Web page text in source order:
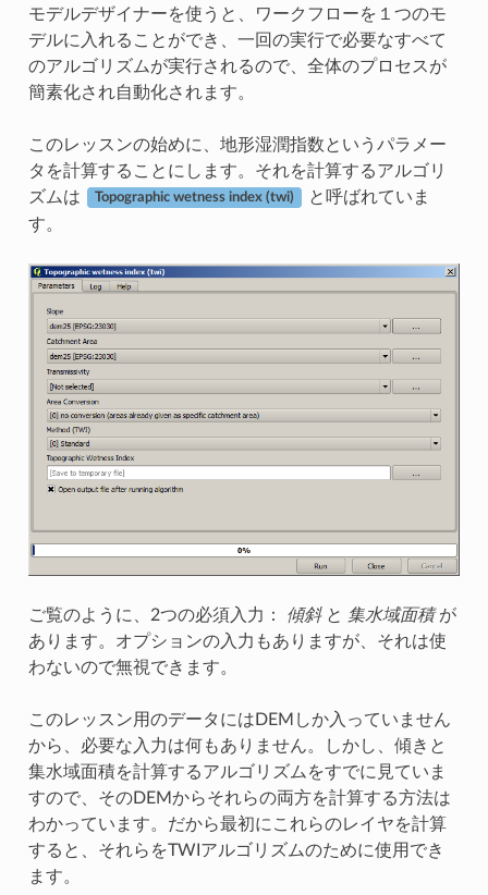
モデルデザイナーを使うと、ワークフローを１つのモ
デルに入れることができ、一回の実行で必要なすべて
のアルゴリズムが実行されるので、全体のプロセスが
簡素化され自動化されます。
このレッスンの始めに、地形湿潤指数というパラメー
タを計算することにします。それを計算するアルゴリ
ズムは
Topographic wetness index (twi)
と呼ばれていま
す。
ご覧のように、2つの必須入力： 傾斜と 集水域面積が
あります。オプションの入力もありますが、それは使
わないので無視できます。
このレッスン用のデータにはDEMしか入っていません
から、必要な入力は何もありません。しかし、傾きと
集水域面積を計算するアルゴリズムをすでに見ていま
すので、そのDEMからそれらの両方を計算する方法は
わかっています。だから最初にこれらのレイヤを計算
すると、それらをTWIアルゴリズムのために使用でき
ます。